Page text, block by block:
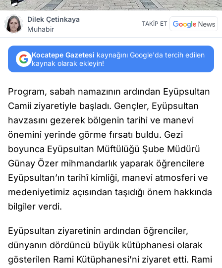
Dilek Çetinkaya
Muhabir
TAKİP ET
Kocatepe Gazetesi kaynağını Google'da tercih edilen
kaynak olarak ekleyin!
Program, sabah namazının ardından Eyüpsultan
Camii ziyaretiyle başladı. Gençler, Eyüpsultan
havzasını gezerek bölgenin tarihi ve manevi
önemini yerinde görme fırsatı buldu. Gezi
boyunca Eyüpsultan Müftülüğü Şube Müdürü
Günay Özer mihmandarlık yaparak öğrencilere
Eyüpsultan’ın tarihî kimliği, manevi atmosferi ve
medeniyetimiz açısından taşıdığı önem hakkında
bilgiler verdi.
Eyüpsultan ziyaretinin ardından öğrenciler,
dünyanın dördüncü büyük kütüphanesi olarak
gösterilen Rami Kütüphanesi’ni ziyaret etti. Rami